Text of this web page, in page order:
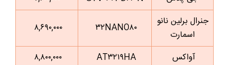
جنرال برلین نانو
اسمارت
۳۲NANO۸۰ ۸,۶۹۰,۰۰۰
آواکس AT۳۲۱۹HA
۸,۸۰۰,۰۰۰